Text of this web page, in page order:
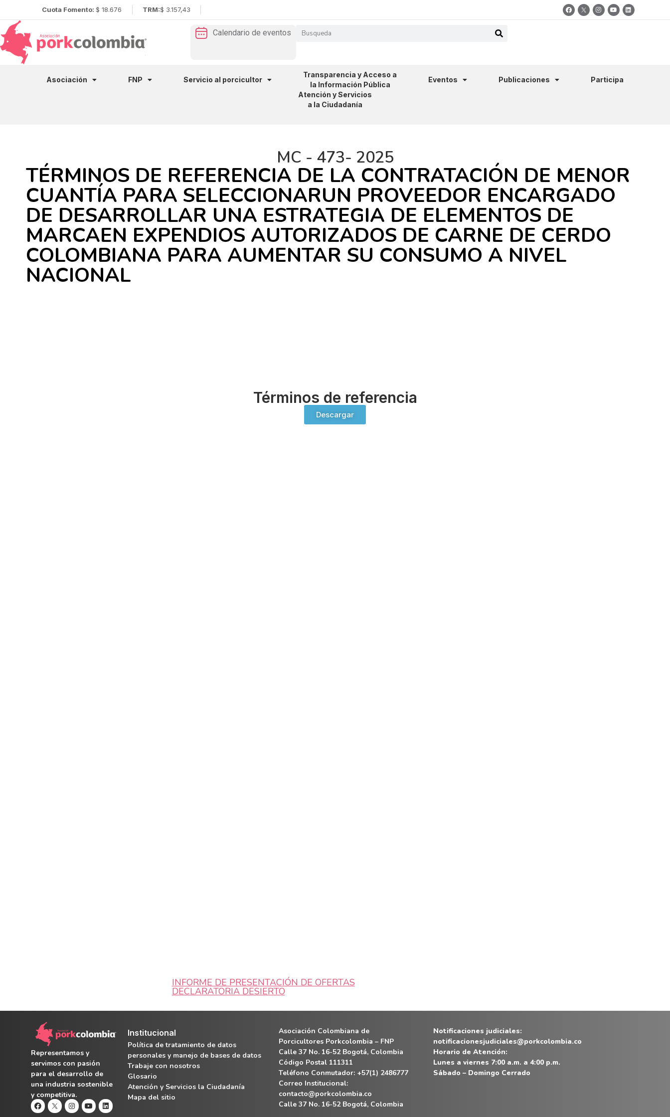
Cuota Fomento: $ 18.676 TRM:$ 3.157,43
Calendario de eventos
Asociación FNP Servicio al porcicultor
Transparencia y Acceso a
la Información Pública
Eventos Publicaciones
Participa
Atención y Servicios
a la Ciudadanía
MC - 473- 2025
TÉRMINOS DE REFERENCIA DE LA CONTRATACIÓN DE MENOR
CUANTÍA PARA SELECCIONARUN PROVEEDOR ENCARGADO
DE DESARROLLAR UNA ESTRATEGIA DE ELEMENTOS DE
MARCAEN EXPENDIOS AUTORIZADOS DE CARNE DE CERDO
COLOMBIANA PARA AUMENTAR SU CONSUMO A NIVEL
NACIONAL
Términos de referencia
Descargar
INFORME DE PRESENTACIÓN DE OFERTAS
DECLARATORIA DESIERTO
Representamos y
servimos con pasión
para el desarrollo de
una industria sostenible
y competitiva.
Institucional
Política de tratamiento de datos
personales y manejo de bases de datos
Trabaje con nosotros
Glosario
Atención y Servicios la Ciudadanía
Mapa del sitio
Asociación Colombiana de
Porcicultores Porkcolombia – FNP
Calle 37 No. 16-52 Bogotá, Colombia
Código Postal 111311
Teléfono Conmutador: +57(1) 2486777
Correo Institucional:
contacto@porkcolombia.co
Calle 37 No. 16-52 Bogotá, Colombia
Notificaciones judiciales:
notificacionesjudiciales@porkcolombia.co
Horario de Atención:
Lunes a viernes 7:00 a.m. a 4:00 p.m.
Sábado – Domingo Cerrado